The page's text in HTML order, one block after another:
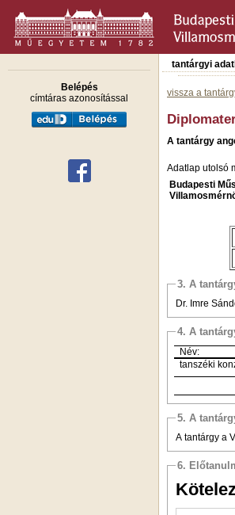
Belépés
címtáras azonosítással
tantárgyi
vissza a
A tantárgy
Adatlap utolsó
Budapesti
3. A
Dr. Imre
4. A
Név:
tanszéki
5. A
A tantárgy a
6.